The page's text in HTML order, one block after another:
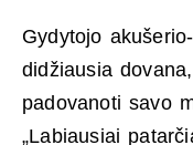
Gydytojo
didžiausia
padovanoti savo
„Labiausiai